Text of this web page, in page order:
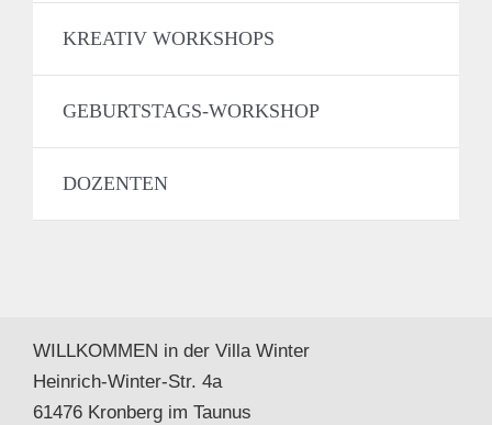
KREATIV WORKSHOPS
GEBURTSTAGS-WORKSHOP
DOZENTEN
WILLKOMMEN in der Villa Winter
Heinrich-Winter-Str. 4a
61476 Kronberg im Taunus